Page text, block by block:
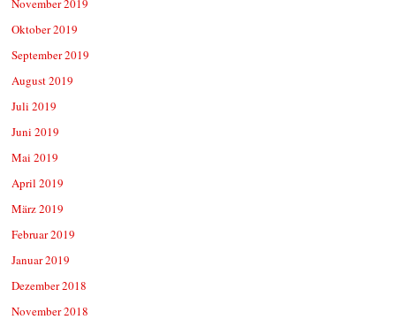
November 2019
Oktober 2019
September 2019
August 2019
Juli 2019
Juni 2019
Mai 2019
April 2019
März 2019
Februar 2019
Januar 2019
Dezember 2018
November 2018